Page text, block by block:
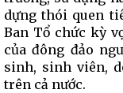
dựng thói quen
Ban Tổ chức kỳ
của đông đảo
sinh, sinh viên,
trên cả nước.